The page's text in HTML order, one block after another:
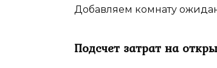
Добавляем комнату
Подсчет затрат на